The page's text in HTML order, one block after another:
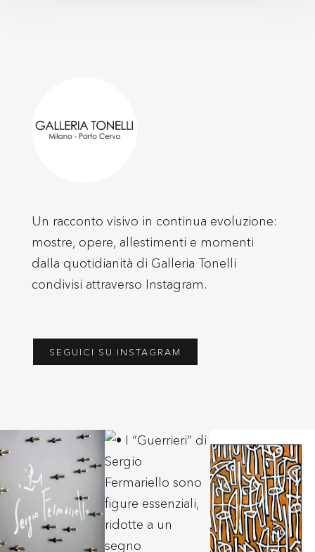
Un racconto visivo in continua evoluzione:
mostre, opere, allestimenti e momenti
dalla quotidianità di Galleria Tonelli
condivisi attraverso Instagram.
SEGUICI SU INSTAGRAM